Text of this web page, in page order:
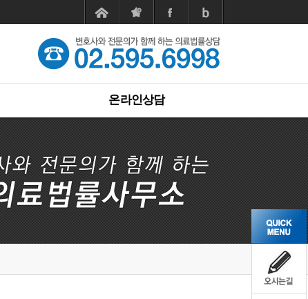
온라인상담